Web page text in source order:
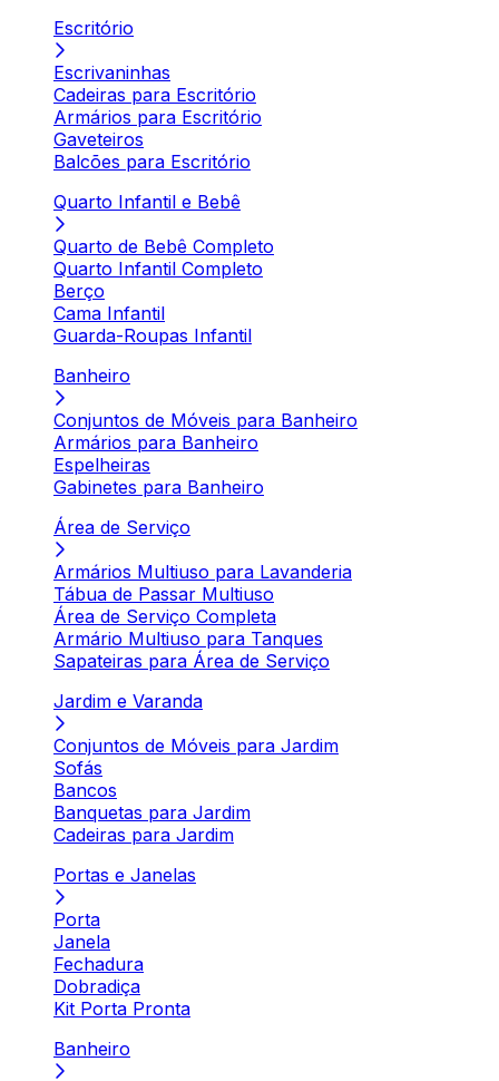
Escritório
Escrivaninhas
Cadeiras para Escritório
Armários para Escritório
Gaveteiros
Balcões para Escritório
Quarto Infantil e Bebê
Quarto de Bebê Completo
Quarto Infantil Completo
Berço
Cama Infantil
Guarda-Roupas Infantil
Banheiro
Conjuntos de Móveis para Banheiro
Armários para Banheiro
Espelheiras
Gabinetes para Banheiro
Área de Serviço
Armários Multiuso para Lavanderia
Tábua de Passar Multiuso
Área de Serviço Completa
Armário Multiuso para Tanques
Sapateiras para Área de Serviço
Jardim e Varanda
Conjuntos de Móveis para Jardim
Sofás
Bancos
Banquetas para Jardim
Cadeiras para Jardim
Portas e Janelas
Porta
Janela
Fechadura
Dobradiça
Kit Porta Pronta
Banheiro